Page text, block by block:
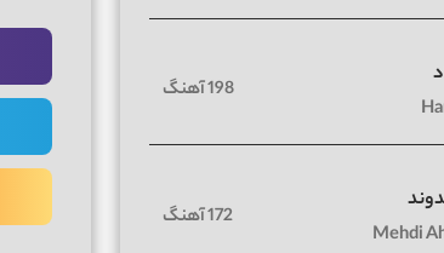
198 آهنگ
Mehdi
172 آهنگ